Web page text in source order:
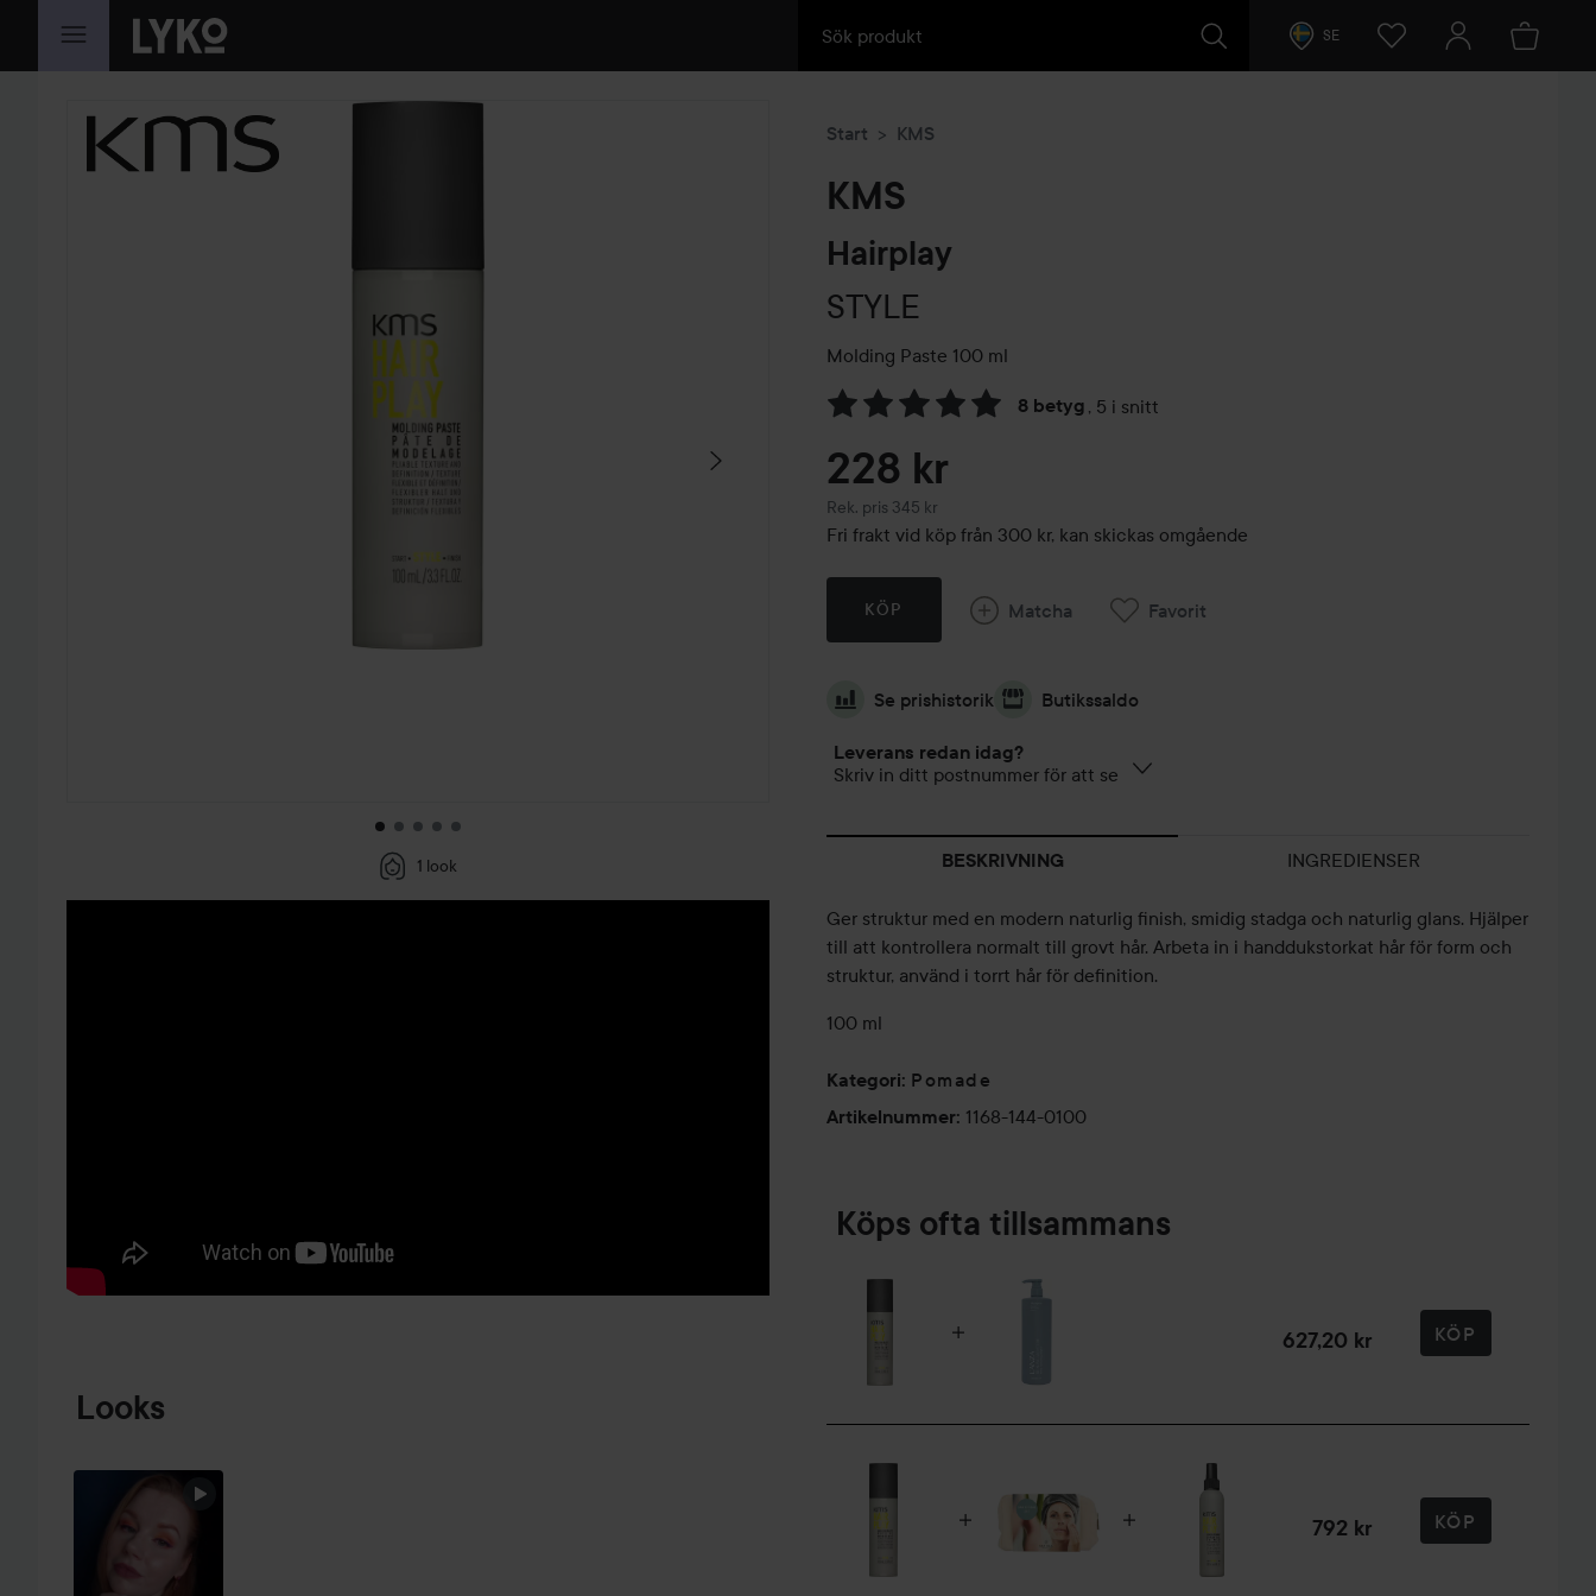
HOPPA TILL INNEHÅLLET SE
HOPPA ÖVER SEKTIONEN
1 look
Looks
Start KMS
KMS
Hairplay
STYLE
Molding Paste 100 ml
8 betyg , 5 i snitt
Hoppa till Betyg & kommentarer
228 kr
Rek. pris 345 kr
Rekommenderat pris 345 kr
Fri frakt vid köp från 300 kr, kan skickas omgående
KÖP Matcha Favorit
Se prishistorik Butikssaldo
Leverans redan idag?
Skriv in ditt postnummer för att se
BESKRIVNING INGREDIENSER
Ger struktur med en modern naturlig finish, smidig stadga och naturlig glans. Hjälper
till att kontrollera normalt till grovt hår. Arbeta in i handdukstorkat hår för form och
struktur, använd i torrt hår för definition.
100 ml
Kategori: Pomade
Artikelnummer: 1168-144-0100
Köps ofta tillsammans
627,20 kr KÖP
792 kr KÖP